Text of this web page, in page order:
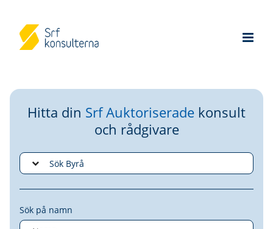
Hitta din Srf Auktoriserade konsult
och rådgivare
Sök på namn